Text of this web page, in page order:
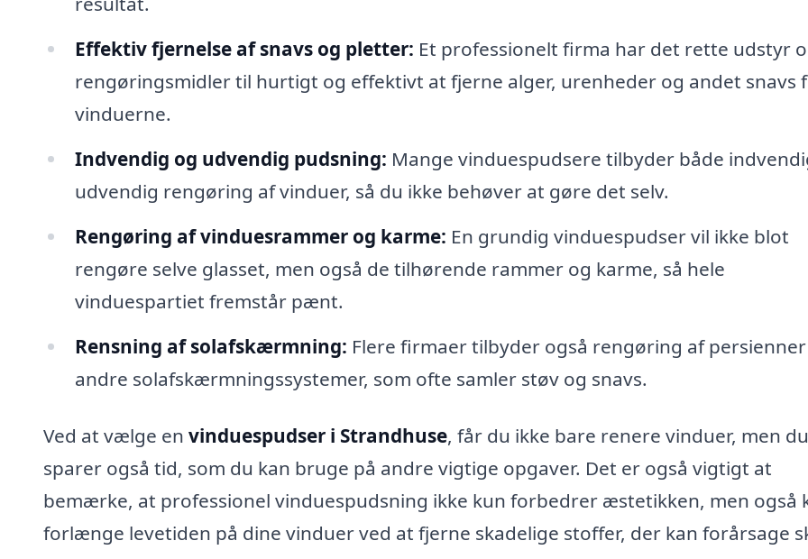
Effektiv fjernelse af snavs og pletter: Et professionelt firma har det rette udstyr
rengøringsmidler til hurtigt og effektivt at fjerne alger, urenheder og andet snavs
vinduerne.
Indvendig og udvendig pudsning: Mange vinduespudsere tilbyder både
udvendig rengøring af vinduer, så du ikke behøver at gøre det selv.
Rengøring af vinduesrammer og karme: En grundig vinduespudser vil ikke blot
rengøre selve glasset, men også de tilhørende rammer og karme, så hele
vinduespartiet fremstår pænt.
Rensning af solafskærmning: Flere firmaer tilbyder også rengøring af
andre solafskærmningssystemer, som ofte samler støv og snavs.
Ved at vælge en vinduespudser i Strandhuse, får du ikke bare renere vinduer, men du
sparer også tid, som du kan bruge på andre vigtige opgaver. Det er også vigtigt at
bemærke, at professionel vinduespudsning ikke kun forbedrer æstetikken, men også
forlænge levetiden på dine vinduer ved at fjerne skadelige stoffer, der kan forårsage